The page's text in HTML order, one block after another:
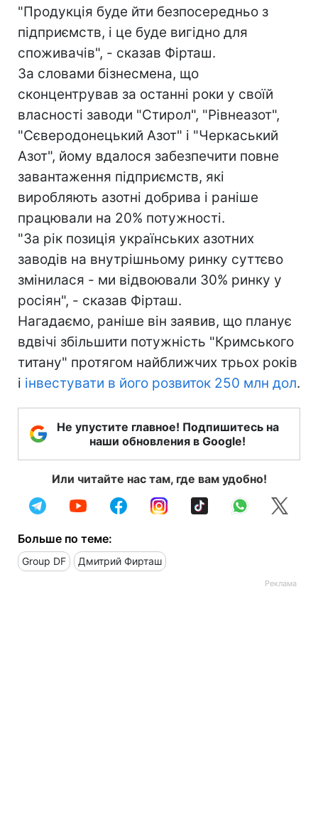
"Продукція буде йти безпосередньо з
підприємств, і це буде вигідно для
споживачів", - сказав Фірташ.
За словами бізнесмена, що
сконцентрував за останні роки у своїй
власності заводи "Стирол", "Рівнеазот",
"Сєверодонецький Азот" і "Черкаський
Азот", йому вдалося забезпечити повне
завантаження підприємств, які
виробляють азотні добрива і раніше
працювали на 20% потужності.
"За рік позиція українських азотних
заводів на внутрішньому ринку суттєво
змінилася - ми відвоювали 30% ринку у
росіян", - сказав Фірташ.
Нагадаємо, раніше він заявив, що планує
вдвічі збільшити потужність "Кримського
титану" протягом найближчих трьох років
і інвестувати в його розвиток 250 млн дол.
Не упустите главное! Подпишитесь на
наши обновления в Google!
Или читайте нас там, где вам удобно!
Больше по теме:
Group DF Дмитрий Фирташ